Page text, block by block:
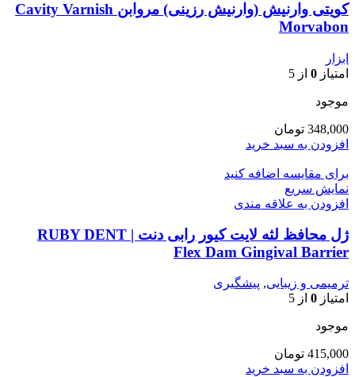
کویتی وارنیش (وارنیش رزینی) مروابن Cavity Varnish
Morvabon
ابزار
امتیاز 0 از 5
موجود
348,000 تومان
افزودن به سبد خرید
برای مقایسه اضافه کنید
نمایش سریع
افزودن به علاقه مندی
ژل محافظ لثه لایت کیور رابی دنت | RUBY DENT
Flex Dam Gingival Barrier
ترمیمی و زیبایی, پیشگیری
امتیاز 0 از 5
موجود
415,000 تومان
افزودن به سبد خرید